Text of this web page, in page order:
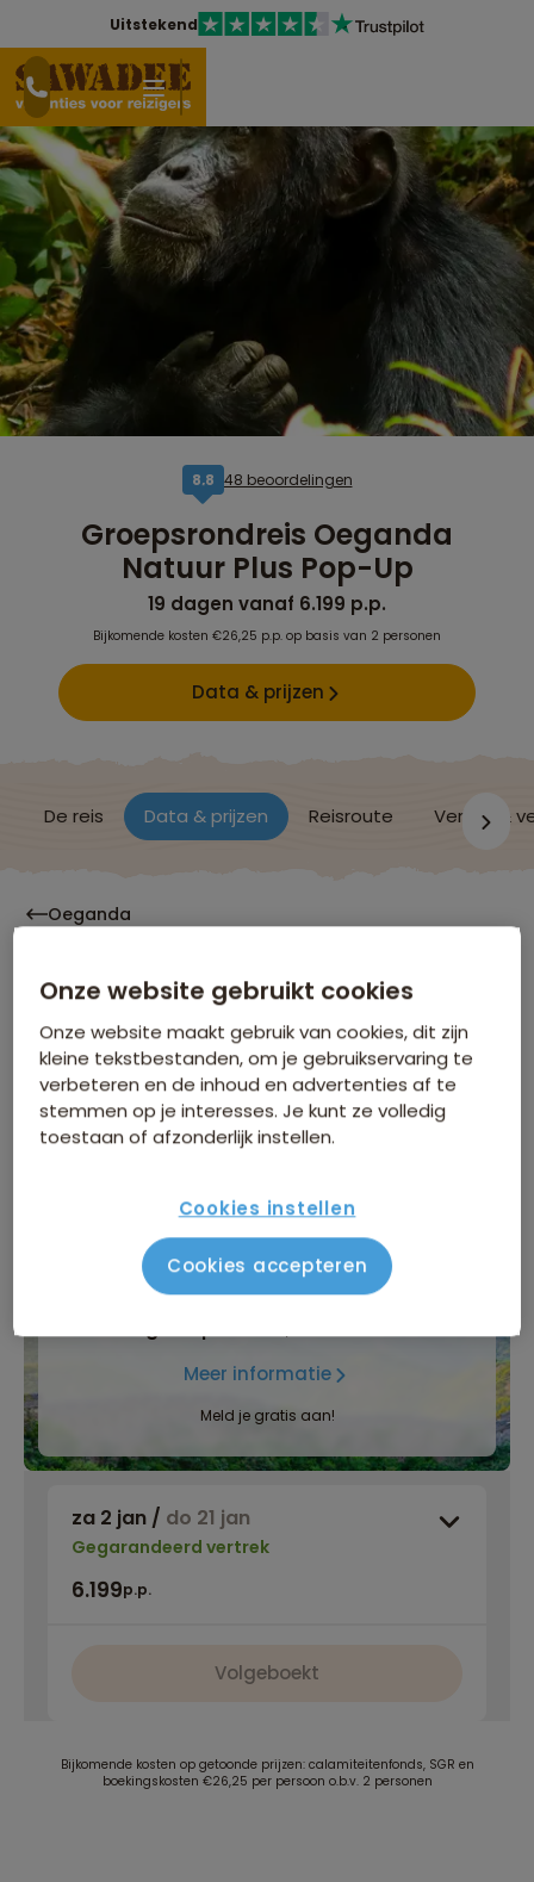
Uitstekend
8,8 48 beoordelingen
Groepsrondreis Oeganda
Natuur Plus Pop-Up
19 dagen vanaf 6.199 p.p.
Bijkomende kosten €26,25 p.p. op basis van 2 personen
Data & prijzen
De reis Data & prijzen Reisroute Verblijf &
Oeganda
Data & Prijzen
Klik op de links voor meer informatie over:
Inbegrepen in de reissom
INFORMATIEDAG
Meer informatie
Meld je gratis aan!
za 2 jan / do 21 jan
Gegarandeerd vertrek
6.199p.p.
Volgeboekt
Bijkomende kosten op getoonde prijzen: calamiteitenfonds, SGR en
boekingskosten €26,25 per persoon o.b.v. 2 personen
Onze website gebruikt cookies
Onze website maakt gebruik van cookies, dit zijn
kleine tekstbestanden, om je gebruikservaring te
verbeteren en de inhoud en advertenties af te
stemmen op je interesses. Je kunt ze volledig
toestaan of afzonderlijk instellen.
Cookies instellen
Cookies accepteren